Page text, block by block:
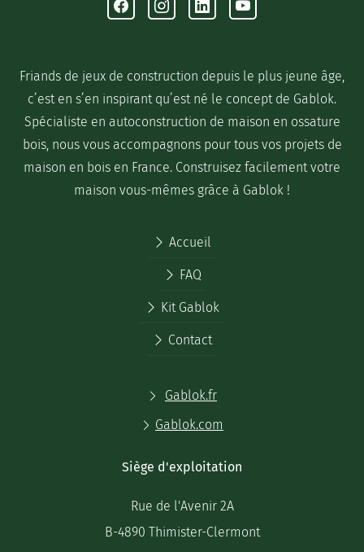
FacebookInstagramLinkedinYoutube
Friands de jeux de construction depuis le plus jeune âge,
c’est en s’en inspirant qu’est né le concept de Gablok.
Spécialiste en autoconstruction de maison en ossature
bois, nous vous accompagnons pour tous vos projets de
maison en bois en France. Construisez facilement votre
maison vous-mêmes grâce à Gablok !
Accueil
FAQ
Kit Gablok
Contact
Gablok.fr
Gablok.com
Siège d'exploitation
Rue de l'Avenir 2A
B-4890 Thimister-Clermont